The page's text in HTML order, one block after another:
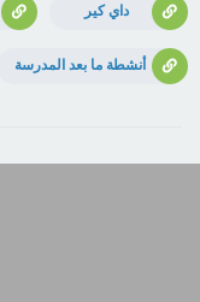
داي كير
أنشطة ما بعد المدرسة